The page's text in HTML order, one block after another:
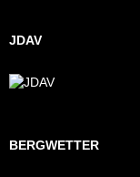
JDAV
BERGWETTER